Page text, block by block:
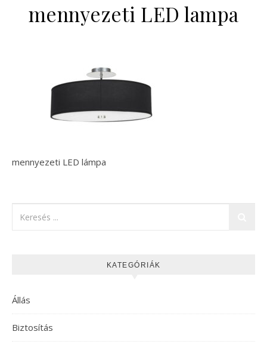
mennyezeti LED lampa
mennyezeti LED lámpa
KATEGÓRIÁK
Állás
Biztosítás